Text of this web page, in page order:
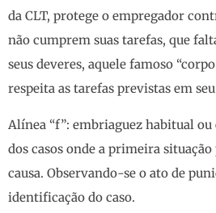
da CLT, protege o empregador
não cumprem suas tarefas, que
seus deveres, aquele famoso
respeita as tarefas previstas em
Alínea “f”: embriaguez habitual ou
dos casos onde a primeira
causa. Observando-se o ato de
identificação do caso.